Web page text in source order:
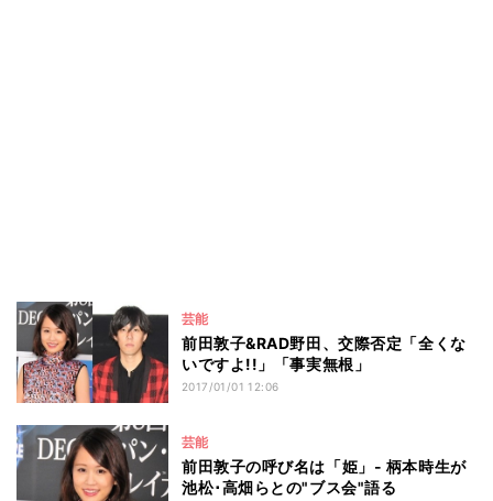
芸能
前田敦子&RAD野田、交際否定「全くな
いですよ!!」「事実無根」
2017/01/01 12:06
芸能
前田敦子の呼び名は「姫」- 柄本時生が
池松･高畑らとの"ブス会"語る